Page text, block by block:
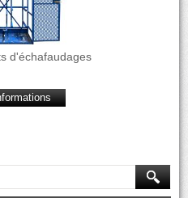
d'échafaudages